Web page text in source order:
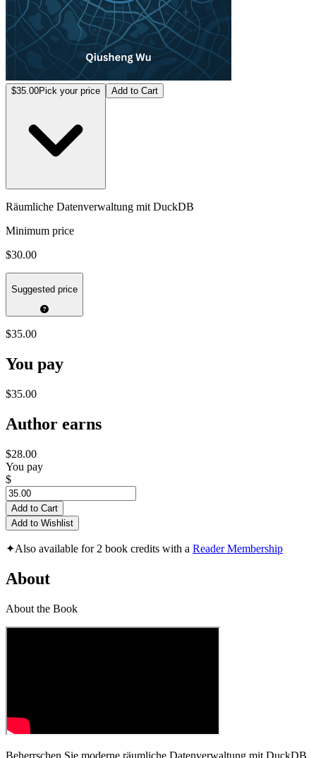
$35.00Pick your price Add to Cart
Räumliche Datenverwaltung mit DuckDB
Minimum price
$30.00
Suggested price
$35.00
You pay
$35.00
Author earns
$28.00
You pay
$
Add to Cart
Add to Wishlist
✦Also available for 2 book credits with a Reader Membership
About
About the Book
Beherrschen Sie moderne räumliche Datenverwaltung mit DuckDB,